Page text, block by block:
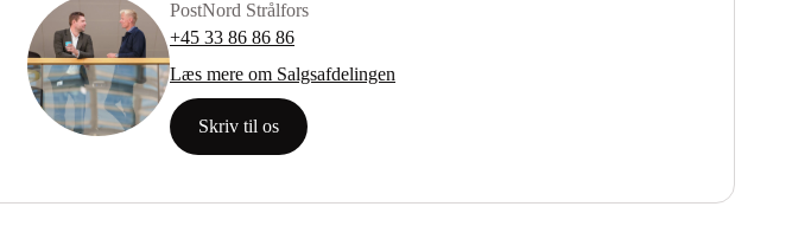
PostNord Strålfors
+45 33 86 86 86
Læs mere om Salgsafdelingen
Skriv til os